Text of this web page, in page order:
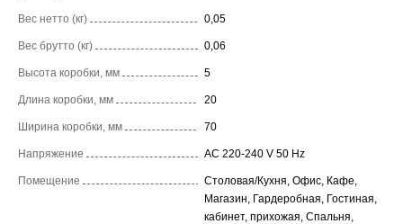
Вес нетто (кг) 0,05
Вес брутто (кг) 0,06
Высота коробки, мм 5
Длина коробки, мм 20
Ширина коробки, мм 70
Напряжение AC 220-240 V 50 Hz
Помещение
Столовая/Кухня, Офис, Кафе,
Магазин, Гардеробная, Гостиная,
кабинет, прихожая, Спальня,